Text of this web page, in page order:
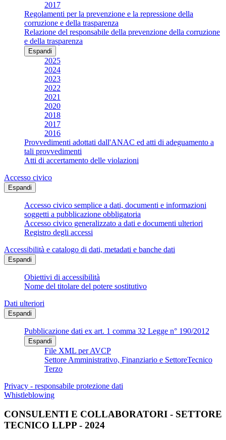
2017
Regolamenti per la prevenzione e la repressione della
corruzione e della trasparenza
Relazione del responsabile della prevenzione della corruzione
e della trasparenza
Espandi
2025
2024
2023
2022
2021
2020
2018
2017
2016
Provvedimenti adottati dall'ANAC ed atti di adeguamento a
tali provvedimenti
Atti di accertamento delle violazioni
Accesso civico
Espandi
Accesso civico semplice a dati, documenti e informazioni
soggetti a pubblicazione obbligatoria
Accesso civico generalizzato a dati e documenti ulteriori
Registro degli accessi
Accessibilità e catalogo di dati, metadati e banche dati
Espandi
Obiettivi di accessibilità
Nome del titolare del potere sostitutivo
Dati ulteriori
Espandi
Pubblicazione dati ex art. 1 comma 32 Legge n° 190/2012
Espandi
File XML per AVCP
Settore Amministrativo, Finanziario e SettoreTecnico
Terzo
Privacy - responsabile protezione dati
Whistleblowing
CONSULENTI E COLLABORATORI - SETTORE
TECNICO LLPP - 2024